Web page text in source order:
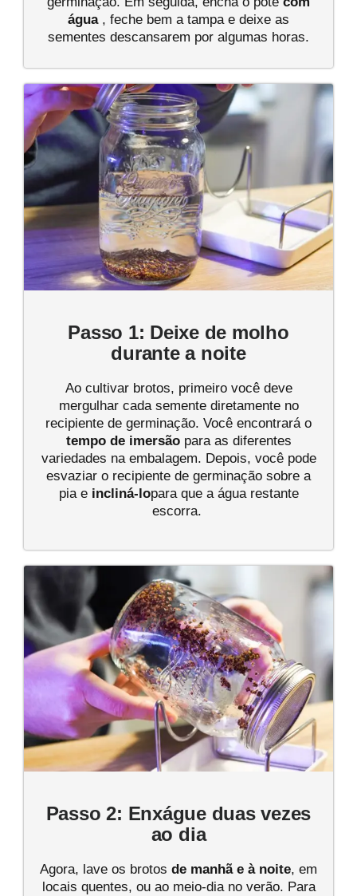
água, feche bem a tampa e deixe as
sementes descansarem por algumas horas.
Passo 1: Deixe de molho
durante a noite
Ao cultivar brotos, primeiro você deve
mergulhar cada semente diretamente no
recipiente de germinação. Você encontrará o
tempo de imersãopara as diferentes
variedades na embalagem. Depois, você pode
esvaziar o recipiente de germinação sobre a
pia e incliná-lopara que a água restante
escorra.
Passo 2: Enxágue duas vezes
ao dia
Agora, lave os brotos de manhã e à noite, em
locais quentes, ou ao meio-dia no verão. Para